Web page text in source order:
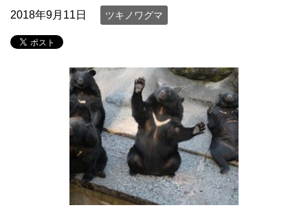
2018年9月11日 ツキノワグマ